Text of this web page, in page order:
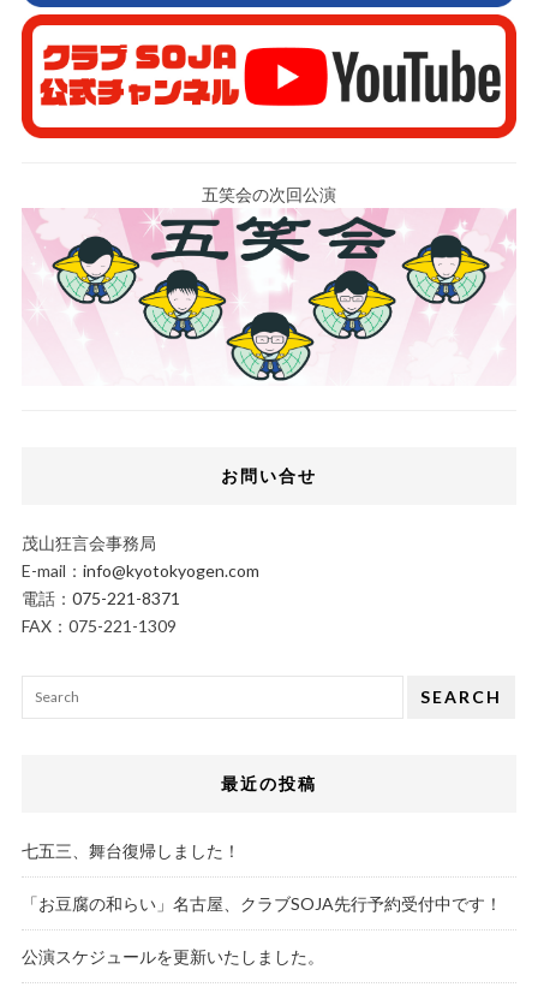
五笑会の次回公演
お問い合せ
茂山狂言会事務局
E-mail： info@kyotokyogen.com
電話： 075-221-8371
FAX：075-221-1309
SEARCH
最近の投稿
七五三、舞台復帰しました！
「お豆腐の和らい」名古屋、クラブSOJA先行予約受付中です！
公演スケジュールを更新いたしました。